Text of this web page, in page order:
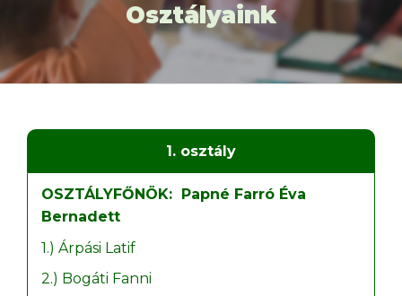
Osztályaink
1. osztály
OSZTÁLYFŐNÖK: Papné Farró Éva
Bernadett
1.) Árpási Latif
2.) Bogáti Fanni